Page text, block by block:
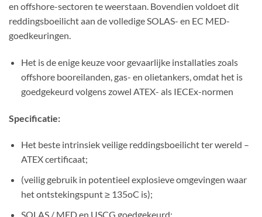
en offshore-sectoren te weerstaan. Bovendien voldoet dit
reddingsboeilicht aan de volledige SOLAS- en EC MED-
goedkeuringen.
Het is de enige keuze voor gevaarlijke installaties zoals
offshore booreilanden, gas- en olietankers, omdat het is
goedgekeurd volgens zowel ATEX- als IECEx-normen
Specificatie:
Het beste intrinsiek veilige reddingsboeilicht ter wereld –
ATEX certificaat;
(veilig gebruik in potentieel explosieve omgevingen waar
het ontstekingspunt ≥ 135oC is);
SOLAS / MED en USCG goedgekeurd;